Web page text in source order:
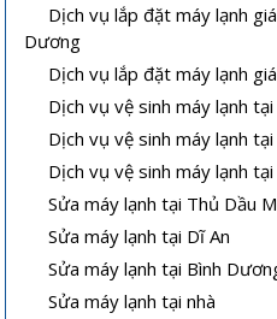
Dịch vụ lắp đặt máy lạnh
Dương
Dịch vụ lắp đặt máy lạnh
Dịch vụ vệ sinh máy lạnh
Dịch vụ vệ sinh máy lạnh
Dịch vụ vệ sinh máy lạnh
Sửa máy lạnh tại Thủ Dầu
Sửa máy lạnh tại Dĩ An
Sửa máy lạnh tại Bình
Sửa máy lạnh tại nhà